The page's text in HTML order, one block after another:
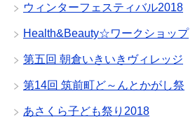
ウィンターフェスティバル2018
Health&Beauty☆ワークショップ
第五回 朝倉いきいきヴィレッジ
第14回 筑前町ど～んとかがし祭
あさくら子ども祭り2018